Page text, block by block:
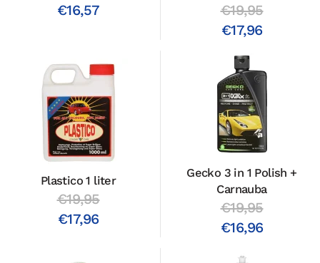
€16,57
€19,95
€17,96
Plastico 1 liter
€19,95
€17,96
Gecko 3 in 1 Polish +
Carnauba
€19,95
€16,96